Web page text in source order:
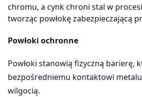
chromu, a cynk chroni stal w
tworząc powłokę zabezpieczającą
Powłoki ochronne
Powłoki stanowią fizyczną barierę,
bezpośredniemu kontaktowi
wilgocią.